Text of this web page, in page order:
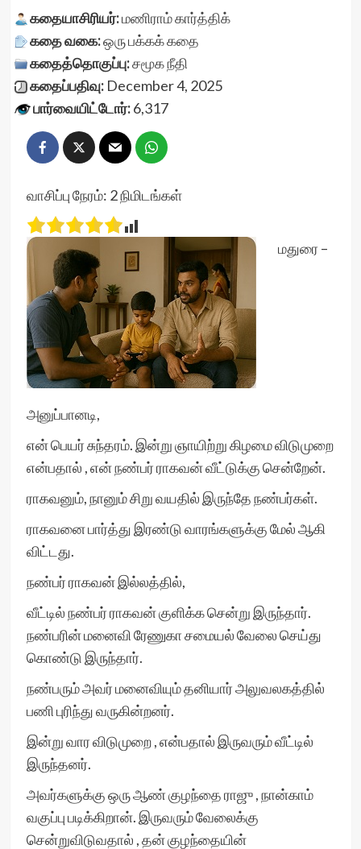
கதையாசிரியர்:மணிராம் கார்த்திக்
கதை வகை:ஒரு பக்கக் கதை
கதைத்தொகுப்பு:சமூக நீதி
கதைப்பதிவு:December 4, 2025
பார்வையிட்டோர்:6,317
வாசிப்பு நேரம்: 2நிமிடங்கள்
மதுரை –
அனுப்பானடி,
என் பெயர் சுந்தரம். இன்று ஞாயிற்று கிழமை விடுமுறை
என்பதால் , என் நண்பர் ராகவன் வீட்டுக்கு சென்றேன்.
ராகவனும், நானும் சிறு வயதில் இருந்தே நண்பர்கள்.
ராகவனை பார்த்து இரண்டு வாரங்களுக்கு மேல் ஆகி
விட்டது.
நண்பர் ராகவன் இல்லத்தில்,
வீட்டில் நண்பர் ராகவன் குளிக்க சென்று இருந்தார்.
நண்பரின் மனைவி ரேணுகா சமையல் வேலை செய்து
கொண்டு இருந்தார்.
நண்பரும் அவர் மனைவியும் தனியார் அலுவலகத்தில்
பணி புரிந்து வருகின்றனர்.
இன்று வார விடுமுறை , என்பதால் இருவரும் வீட்டில்
இருந்தனர்.
அவர்களுக்கு ஒரு ஆண் குழந்தை ராஜு , நான்காம்
வகுப்பு படிக்கிறான். இருவரும் வேலைக்கு
சென்றுவிடுவதால் , தன் குழந்தையின்